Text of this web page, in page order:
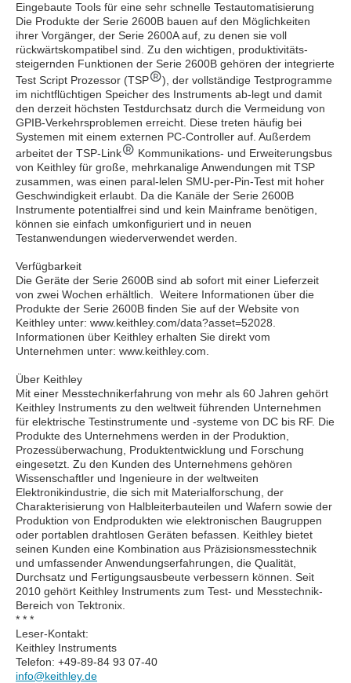
Eingebaute Tools für eine sehr schnelle Testautomatisierung
Die Produkte der Serie 2600B bauen auf den Möglichkeiten
ihrer Vorgänger, der Serie 2600A auf, zu denen sie voll
rückwärtskompatibel sind. Zu den wichtigen, produktivitäts-
steigernden Funktionen der Serie 2600B gehören der integrierte
Test Script Prozessor (TSP
), der vollständige Testprogramme
im nichtflüchtigen Speicher des Instruments ab-legt und damit
den derzeit höchsten Testdurchsatz durch die Vermeidung von
GPIB-Verkehrsproblemen erreicht. Diese treten häufig bei
Systemen mit einem externen PC-Controller auf. Außerdem
arbeitet der TSP-Link
Kommunikations- und Erweiterungsbus
von Keithley für große, mehrkanalige Anwendungen mit TSP
zusammen, was einen paral-lelen SMU-per-Pin-Test mit hoher
Geschwindigkeit erlaubt. Da die Kanäle der Serie 2600B
Instrumente potentialfrei sind und kein Mainframe benötigen,
können sie einfach umkonfiguriert und in neuen
Testanwendungen wiederverwendet werden.
Verfügbarkeit
Die Geräte der Serie 2600B sind ab sofort mit einer Lieferzeit
von zwei Wochen erhältlich. Weitere Informationen über die
Produkte der Serie 2600B finden Sie auf der Website von
Keithley unter: www.keithley.com/data?asset=52028.
Informationen über Keithley erhalten Sie direkt vom
Unternehmen unter: www.keithley.com.
Über Keithley
Mit einer Messtechnikerfahrung von mehr als 60 Jahren gehört
Keithley Instruments zu den weltweit führenden Unternehmen
für elektrische Testinstrumente und -systeme von DC bis RF. Die
Produkte des Unternehmens werden in der Produktion,
Prozessüberwachung, Produktentwicklung und Forschung
eingesetzt. Zu den Kunden des Unternehmens gehören
Wissenschaftler und Ingenieure in der weltweiten
Elektronikindustrie, die sich mit Materialforschung, der
Charakterisierung von Halbleiterbauteilen und Wafern sowie der
Produktion von Endprodukten wie elektronischen Baugruppen
oder portablen drahtlosen Geräten befassen. Keithley bietet
seinen Kunden eine Kombination aus Präzisionsmesstechnik
und umfassender Anwendungserfahrungen, die Qualität,
Durchsatz und Fertigungsausbeute verbessern können. Seit
2010 gehört Keithley Instruments zum Test- und Messtechnik-
Bereich von Tektronix.
* * *
Leser-Kontakt:
Keithley Instruments
Telefon: +49-89-84 93 07-40
info@keithley.de